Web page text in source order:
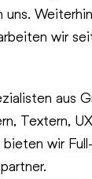
uns.
wir
aus
Textern,
bieten wir